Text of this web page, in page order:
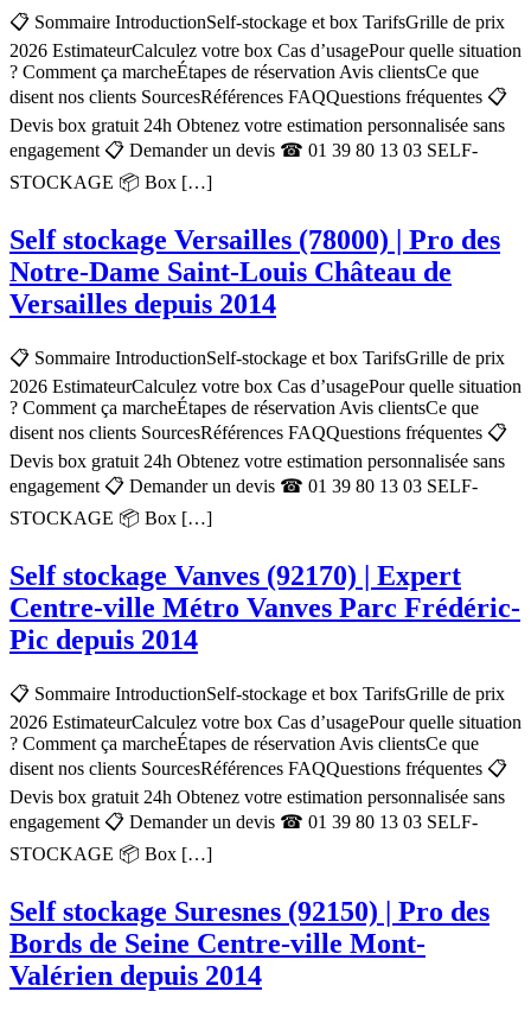
📋 Sommaire IntroductionSelf-stockage et box TarifsGrille de prix
2026 EstimateurCalculez votre box Cas d’usagePour quelle situation
? Comment ça marcheÉtapes de réservation Avis clientsCe que
disent nos clients SourcesRéférences FAQQuestions fréquentes 📋
Devis box gratuit 24h Obtenez votre estimation personnalisée sans
engagement 📋 Demander un devis ☎ 01 39 80 13 03 SELF-
STOCKAGE 📦 Box […]
Self stockage Versailles (78000) | Pro des
Notre-Dame Saint-Louis Château de
Versailles depuis 2014
📋 Sommaire IntroductionSelf-stockage et box TarifsGrille de prix
2026 EstimateurCalculez votre box Cas d’usagePour quelle situation
? Comment ça marcheÉtapes de réservation Avis clientsCe que
disent nos clients SourcesRéférences FAQQuestions fréquentes 📋
Devis box gratuit 24h Obtenez votre estimation personnalisée sans
engagement 📋 Demander un devis ☎ 01 39 80 13 03 SELF-
STOCKAGE 📦 Box […]
Self stockage Vanves (92170) | Expert
Centre-ville Métro Vanves Parc Frédéric-
Pic depuis 2014
📋 Sommaire IntroductionSelf-stockage et box TarifsGrille de prix
2026 EstimateurCalculez votre box Cas d’usagePour quelle situation
? Comment ça marcheÉtapes de réservation Avis clientsCe que
disent nos clients SourcesRéférences FAQQuestions fréquentes 📋
Devis box gratuit 24h Obtenez votre estimation personnalisée sans
engagement 📋 Demander un devis ☎ 01 39 80 13 03 SELF-
STOCKAGE 📦 Box […]
Self stockage Suresnes (92150) | Pro des
Bords de Seine Centre-ville Mont-
Valérien depuis 2014